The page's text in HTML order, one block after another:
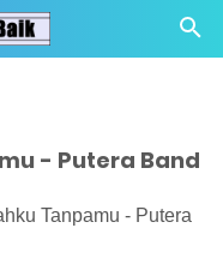
- Putera Band
Tanpamu - Putera